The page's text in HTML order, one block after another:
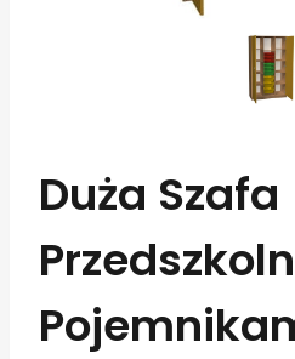
Duża Szafa